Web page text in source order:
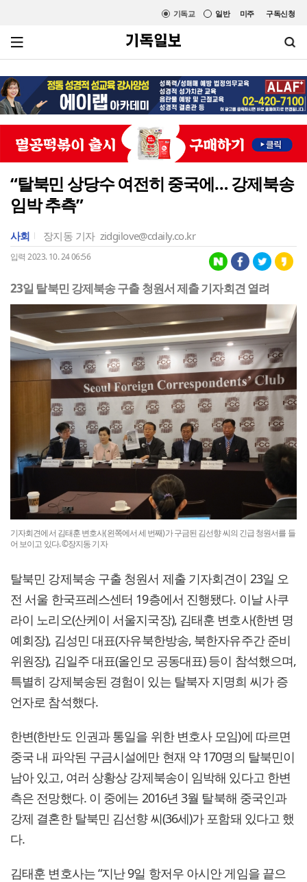
미주 구독신청
일반
기독교
“탈북민 상당수 여전히 중국에… 강제북송
임박 추측”
사회 장지동 기자 zidgilove@cdaily.co.kr
입력 2023. 10. 24 06:56
23일 탈북민 강제북송 구출 청원서 제출 기자회견 열려
기자회견에서 김태훈 변호사(왼쪽에서 세 번째)가 구금된 김선향 씨의 긴급 청원서를 들
어 보이고 있다. ©장지동 기자
탈북민 강제북송 구출 청원서 제출 기자회견이 23일 오
전 서울 한국프레스센터 19층에서 진행됐다. 이날 사쿠
라이 노리오(산케이 서울지국장), 김태훈 변호사(한변 명
예회장), 김성민 대표(자유북한방송, 북한자유주간 준비
위원장), 김일주 대표(올인모 공동대표) 등이 참석했으며,
특별히 강제북송된 경험이 있는 탈북자 지명희 씨가 증
언자로 참석했다.
한변(한반도 인권과 통일을 위한 변호사 모임)에 따르면
중국 내 파악된 구금시설에만 현재 약 170명의 탈북민이
남아 있고, 여러 상황상 강제북송이 임박해 있다고 한변
측은 전망했다. 이 중에는 2016년 3월 탈북해 중국인과
강제 결혼한 탈북민 김선향 씨(36세)가 포함돼 있다고 했
다.
김태훈 변호사는 “지난 9일 항저우 아시안 게임을 끝으